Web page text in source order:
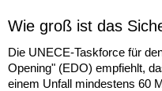
Wie groß ist das
Die UNECE-Taskforce für
Opening" (EDO) empfiehlt,
einem Unfall mindestens 60